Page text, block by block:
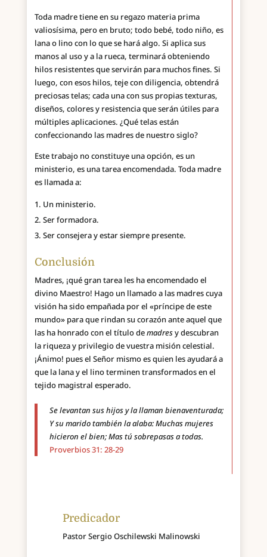
Toda madre tiene en su regazo materia prima
valiosísima, pero en bruto; todo bebé, todo niño, es
lana o lino con lo que se hará algo. Si aplica sus
manos al uso y a la rueca, terminará obteniendo
hilos resistentes que servirán para muchos fines. Si
luego, con esos hilos, teje con diligencia, obtendrá
preciosas telas; cada una con sus propias texturas,
diseños, colores y resistencia que serán útiles para
múltiples aplicaciones. ¿Qué telas están
confeccionando las madres de nuestro siglo?
Este trabajo no constituye una opción, es un
ministerio, es una tarea encomendada. Toda madre
es llamada a:
Un ministerio.
Ser formadora.
Ser consejera y estar siempre presente.
Conclusión
Madres, ¡qué gran tarea les ha encomendado el
divino Maestro! Hago un llamado a las madres cuya
visión ha sido empañada por el «príncipe de este
mundo» para que rindan su corazón ante aquel que
las ha honrado con el título demadresy descubran
la riqueza y privilegio de vuestra misión celestial.
¡Ánimo! pues el Señor mismo es quien les ayudará a
que la lana y el lino terminen transformados en el
tejido magistral esperado.
Se levantan sus hijos y la llaman bienaventurada;
Y su marido también la alaba: Muchas mujeres
hicieron el bien; Mas tú sobrepasas a todas.
Proverbios 31: 28-29
Predicador
Pastor Sergio Oschilewski Malinowski